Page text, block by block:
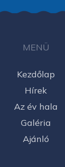
MENÜ
Kezdőlap
Hírek
Az év hala
Galéria
Ajánló